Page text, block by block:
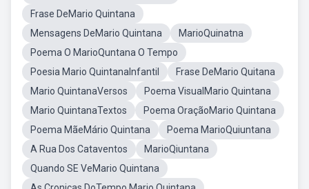
Frase DeMario Quintana
Mensagens DeMario Quintana
MarioQuinatna
Poema O MarioQuntana O Tempo
Poesia Mario QuintanaInfantil
Frase DeMario Quitana
Mario QuintanaVersos
Poema VisualMario Quintana
Mario QuintanaTextos
Poema OraçãoMario Quintana
Poema MãeMário Quintana
Poema MarioQuiuntana
A Rua Dos Cataventos
MarioQiuntana
Quando SE VeMario Quintana